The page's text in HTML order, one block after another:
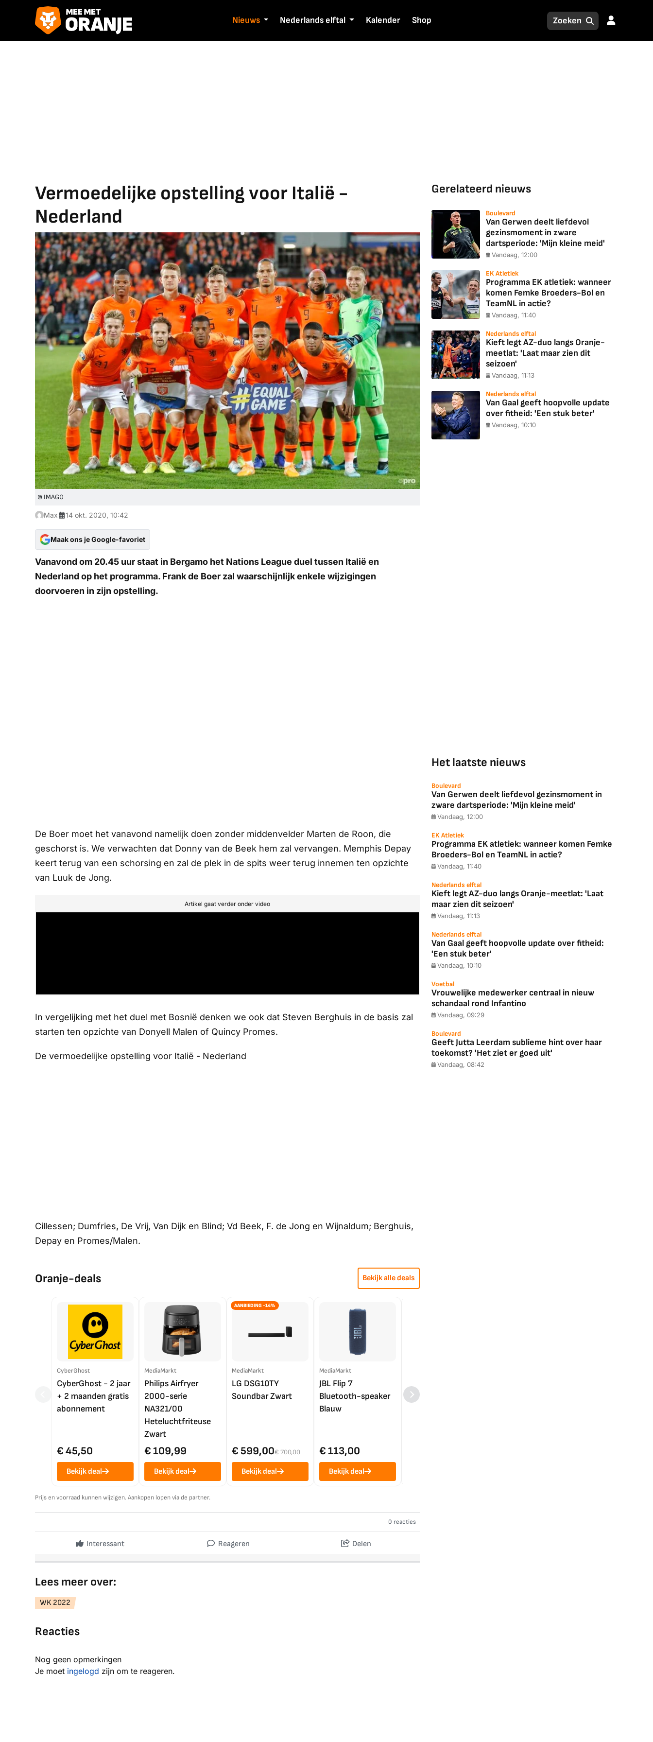
Nieuws Nederlands elftal Kalender Shop
Vermoedelijke opstelling voor Italië -
Nederland
© IMAGO
Max 14 okt. 2020, 10:42
Maak ons je Google-favoriet
Vanavond om 20.45 uur staat in Bergamo het Nations League duel tussen Italië en
Nederland op het programma. Frank de Boer zal waarschijnlijk enkele wijzigingen
doorvoeren in zijn opstelling.
De Boer moet het vanavond namelijk doen zonder middenvelder Marten de Roon, die
geschorst is. We verwachten dat Donny van de Beek hem zal vervangen. Memphis Depay
keert terug van een schorsing en zal de plek in de spits weer terug innemen ten opzichte
van Luuk de Jong.
Artikel gaat verder onder video
In vergelijking met het duel met Bosnië denken we ook dat Steven Berghuis in de basis zal
starten ten opzichte van Donyell Malen of Quincy Promes.
De vermoedelijke opstelling voor Italië - Nederland
Cillessen; Dumfries, De Vrij, Van Dijk en Blind; Vd Beek, F. de Jong en Wijnaldum; Berghuis,
Depay en Promes/Malen.
Oranje-deals Bekijk alle deals
CyberGhost
CyberGhost - 2 jaar
+ 2 maanden gratis
abonnement
€ 45,50
Bekijk deal
MediaMarkt
Philips Airfryer
2000-serie
NA321/00
Heteluchtfriteuse
Zwart
€ 109,99
Bekijk deal
AANBIEDING -14%
MediaMarkt
LG DSG10TY
Soundbar Zwart
€ 599,00€ 700,00
Bekijk deal
MediaMarkt
JBL Flip 7
Bluetooth-speaker
Blauw
€ 113,00
Bekijk deal
4K TV (2025)
Prijs en voorraad kunnen wijzigen. Aankopen lopen via de partner.
0 reacties
Interessant Reageren Delen
Lees meer over:
WK 2022
Reacties
Nog geen opmerkingen
Je moet ingelogd zijn om te reageren.
Gerelateerd nieuws
Boulevard
Van Gerwen deelt liefdevol
gezinsmoment in zware
dartsperiode: 'Mijn kleine meid'
Vandaag, 12:00
EK Atletiek
Programma EK atletiek: wanneer
komen Femke Broeders-Bol en
TeamNL in actie?
Vandaag, 11:40
Nederlands elftal
Kieft legt AZ-duo langs Oranje-
meetlat: 'Laat maar zien dit
seizoen'
Vandaag, 11:13
Nederlands elftal
Van Gaal geeft hoopvolle update
over fitheid: 'Een stuk beter'
Vandaag, 10:10
Het laatste nieuws
Boulevard
Van Gerwen deelt liefdevol gezinsmoment in
zware dartsperiode: 'Mijn kleine meid'
Vandaag, 12:00
EK Atletiek
Programma EK atletiek: wanneer komen Femke
Broeders-Bol en TeamNL in actie?
Vandaag, 11:40
Nederlands elftal
Kieft legt AZ-duo langs Oranje-meetlat: 'Laat
maar zien dit seizoen'
Vandaag, 11:13
Nederlands elftal
Van Gaal geeft hoopvolle update over fitheid:
'Een stuk beter'
Vandaag, 10:10
Voetbal
Vrouwelijke medewerker centraal in nieuw
schandaal rond Infantino
Vandaag, 09:29
Boulevard
Geeft Jutta Leerdam sublieme hint over haar
toekomst? 'Het ziet er goed uit'
Vandaag, 08:42